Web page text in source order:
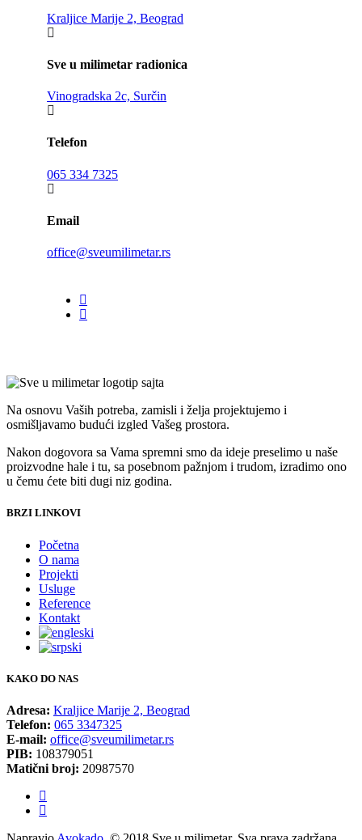
Kraljice Marije 2, Beograd
Sve u milimetar radionica
Vinogradska 2c, Surčin
Telefon
065 334 7325
Email
office@sveumilimetar.rs
Na osnovu Vaših potreba, zamisli i želja projektujemo i
osmišljavamo budući izgled Vašeg prostora.
Nakon dogovora sa Vama spremni smo da ideje preselimo u naše
proizvodne hale i tu, sa posebnom pažnjom i trudom, izradimo ono
u čemu ćete biti dugi niz godina.
BRZI LINKOVI
Početna
O nama
Projekti
Usluge
Reference
Kontakt
KAKO DO NAS
Adresa: Kraljice Marije 2, Beograd
Telefon: 065 3347325
E-mail: office@sveumilimetar.rs
PIB: 108379051
Matični broj: 20987570